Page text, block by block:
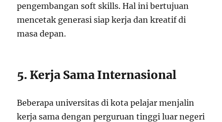
pengembangan soft skills. Hal ini bertujuan
mencetak generasi siap kerja dan kreatif di
masa depan.
5. Kerja Sama Internasional
Beberapa universitas di kota pelajar menjalin
kerja sama dengan perguruan tinggi luar negeri